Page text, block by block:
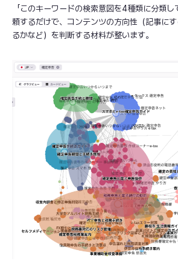
「このキーワードの検索意図を4種類に分類
頼するだけで、コンテンツの方向性（記事に
るかなど）を判断する材料が整います。